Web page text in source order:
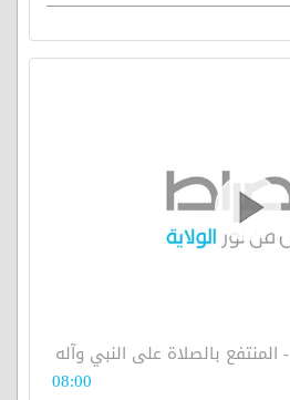
مصباح الهداية 300 - المنتفع بالصلاة على النبي وآله
08:00